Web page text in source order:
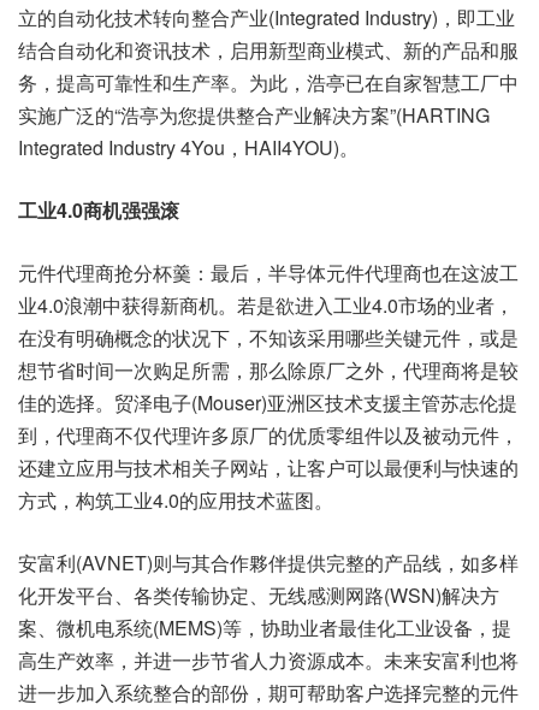
立的自动化技术转向整合产业(Integrated Industry)，即工业
结合自动化和资讯技术，启用新型商业模式、新的产品和服
务，提高可靠性和生产率。为此，浩亭已在自家智慧工厂中
实施广泛的“浩亭为您提供整合产业解决方案”(HARTING
Integrated Industry 4You，HAII4YOU)。
工业4.0商机强强滚
元件代理商抢分杯羹：最后，半导体元件代理商也在这波工
业4.0浪潮中获得新商机。若是欲进入工业4.0市场的业者，
在没有明确概念的状况下，不知该采用哪些关键元件，或是
想节省时间一次购足所需，那么除原厂之外，代理商将是较
佳的选择。贸泽电子(Mouser)亚洲区技术支援主管苏志伦提
到，代理商不仅代理许多原厂的优质零组件以及被动元件，
还建立应用与技术相关子网站，让客户可以最便利与快速的
方式，构筑工业4.0的应用技术蓝图。
安富利(AVNET)则与其合作夥伴提供完整的产品线，如多样
化开发平台、各类传输协定、无线感测网路(WSN)解决方
案、微机电系统(MEMS)等，协助业者最佳化工业设备，提
高生产效率，并进一步节省人力资源成本。未来安富利也将
进一步加入系统整合的部份，期可帮助客户选择完整的元件